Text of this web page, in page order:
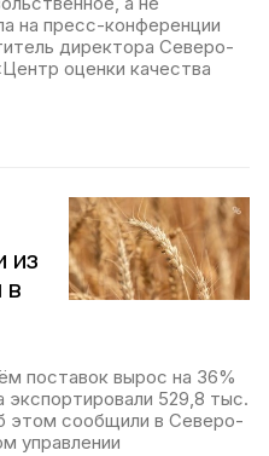
на пресс-конференции
директора Северо-
оценки качества
из
в
поставок вырос на 36%
529,8 тыс.
этом сообщили в Северо-
управлении